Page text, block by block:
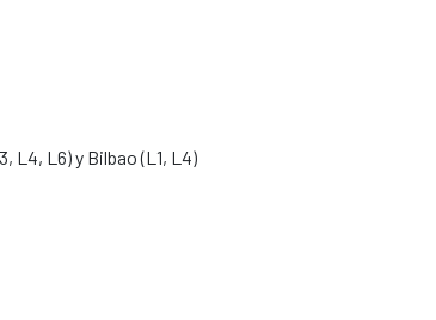
L4, L6) y Bilbao (L1, L4)